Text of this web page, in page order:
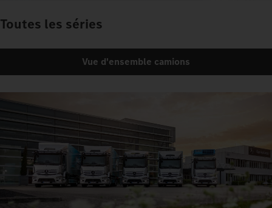
Toutes les séries
Vue d'ensemble camions